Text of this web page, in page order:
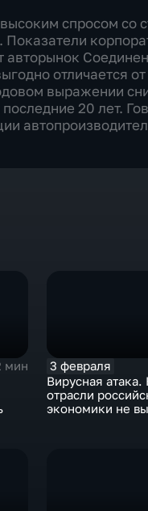
спросом со
Показатели
авторынок
отличается
выражении
20 лет.
мин
3 февраля
Вирусная атака.
отрасли
экономики не